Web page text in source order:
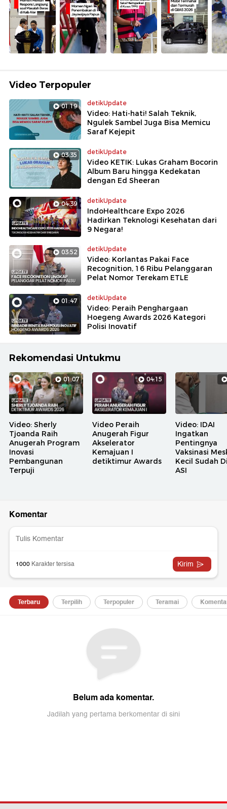
Video Terpopuler
01:19 detikUpdate
Video: Hati-hati! Salah Teknik,
Ngulek Sambel Juga Bisa Memicu
Saraf Kejepit
03:35 detikUpdate
Video KETIK: Lukas Graham Bocorin
Album Baru hingga Kedekatan
dengan Ed Sheeran
04:39 detikUpdate
IndoHealthcare Expo 2026
Hadirkan Teknologi Kesehatan dari
9 Negara!
03:52 detikUpdate
Video: Korlantas Pakai Face
Recognition, 16 Ribu Pelanggaran
Pelat Nomor Terekam ETLE
01:47 detikUpdate
Video: Peraih Penghargaan
Hoegeng Awards 2026 Kategori
Polisi Inovatif
Rekomendasi Untukmu
01:07
Video: Sherly
Tjoanda Raih
Anugerah Program
Inovasi
Pembangunan
Terpuji
04:15
Video Peraih
Anugerah Figur
Akselerator
Kemajuan I
detiktimur Awards
Video: IDAI
Ingatkan
Pentingnya
Vaksinasi
Kecil Sudah
ASI